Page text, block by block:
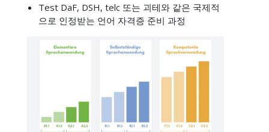
Test DaF, DSH, telc 또는 괴테와 같은 국제적
으로 인정받는 언어 자격증 준비 과정